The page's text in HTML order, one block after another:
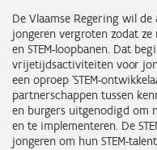
De Vlaamse Regering wil
jongeren vergroten zodat ze
en STEM-loopbanen. Dat
vrijetijdsactiviteiten voor
een oproep ‘STEM-
partnerschappen tussen
en burgers uitgenodigd om
en te implementeren. De
jongeren om hun STEM-